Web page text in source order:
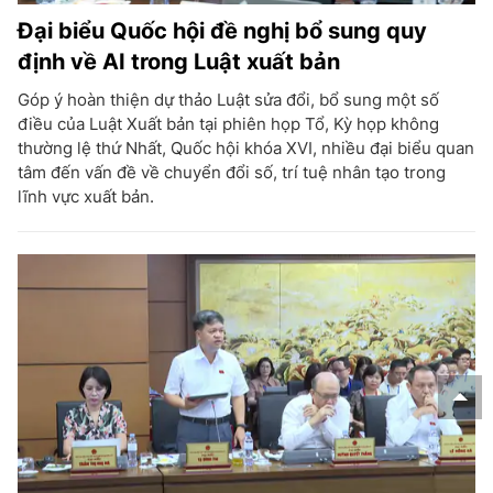
Đại biểu Quốc hội đề nghị bổ sung quy
định về AI trong Luật xuất bản
Góp ý hoàn thiện dự thảo Luật sửa đổi, bổ sung một số
điều của Luật Xuất bản tại phiên họp Tổ, Kỳ họp không
thường lệ thứ Nhất, Quốc hội khóa XVI, nhiều đại biểu quan
tâm đến vấn đề về chuyển đổi số, trí tuệ nhân tạo trong
lĩnh vực xuất bản.